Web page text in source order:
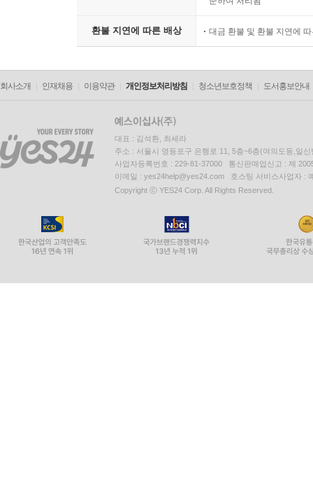
환불 지연에 따른 배상 대금 환불 및 환불 지연에
회사소개 인재채용 이용약관 개인정보처리방침 청소년보호정책 도서홍보안내
대표 : 김석환, 최세라
주소 : 서울시 영등포구 은행로 11, 5층~6층(여의도동,일신
사업자등록번호 : 229-81-37000 통신판매업신고 : 제
이메일 : yes24help@yes24.com 호스팅 서비스사업자 :
Copyright ⓒ YES24 Corp. All Rights Reserved.